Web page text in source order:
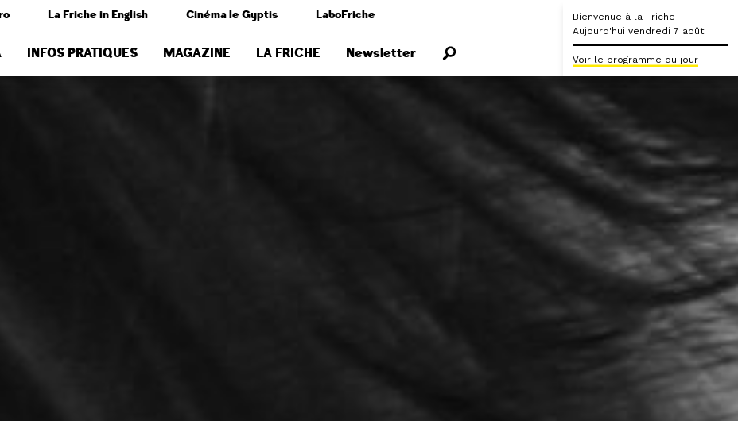
La Friche in English Cinéma le Gyptis LaboFriche
INFOS PRATIQUES MAGAZINE LA FRICHE Newsletter
Bienvenue à la Friche
Aujourd'hui vendredi 7 août.
Voir le programme du jour